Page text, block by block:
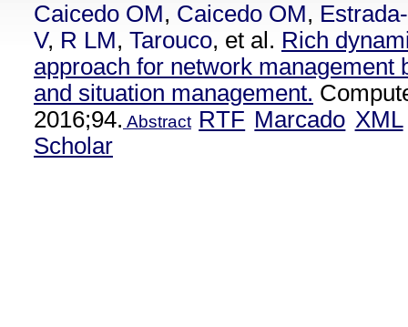
Caicedo OM, Caicedo OM,
V, R LM, Tarouco, et al. Rich
approach for network management
and situation management.
2016;94. Abstract RTF Marcado XML
Scholar